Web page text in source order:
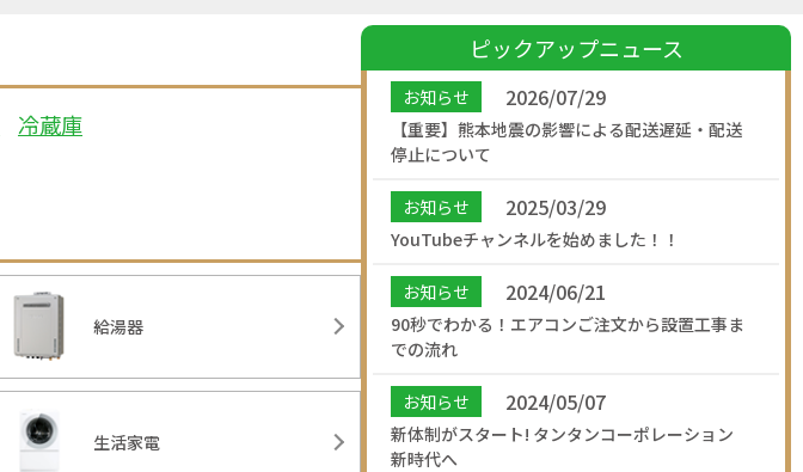
冷蔵庫
給湯器
生活家電
ピックアップニュース
お知らせ 2026/07/29
【重要】熊本地震の影響による配送遅延・配送
停止について
お知らせ 2025/03/29
YouTubeチャンネルを始めました！！
お知らせ 2024/06/21
90秒でわかる！エアコンご注文から設置工事ま
での流れ
お知らせ 2024/05/07
新体制がスタート! タンタンコーポレーション
新時代へ